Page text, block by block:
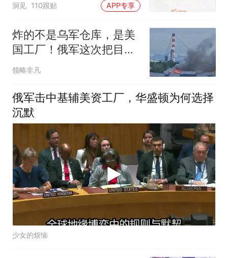
洞见 110跟贴 APP专享
炸的不是乌军仓库，是美
国工厂！俄军这次把目标
打到援乌链条上了
领略非凡
俄军击中基辅美资工厂，华盛顿为何选择
沉默
少女的烦恼